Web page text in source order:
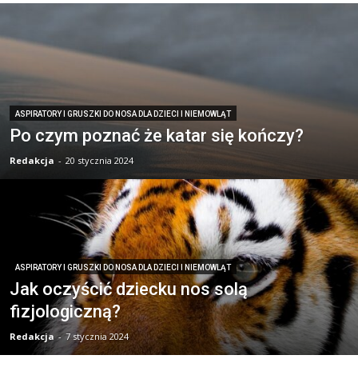
ASPIRATORY I GRUSZKI DO NOSA DLA DZIECI I NIEMOWLĄT
Po czym poznać że katar się kończy?
Redakcja - 20 stycznia 2024
ASPIRATORY I GRUSZKI DO NOSA DLA DZIECI I NIEMOWLĄT
Jak oczyścić dziecku nos solą
fizjologiczną?
Redakcja - 7 stycznia 2024